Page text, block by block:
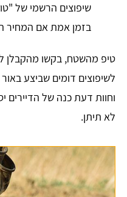
שיפוצים הרשמי של
בזמן אמת אם המחיר
טיפ מהשטח, בקשו מהקבלן
לשיפוצים דומים שביצע
וחוות דעת כנה של
לא תיתן.